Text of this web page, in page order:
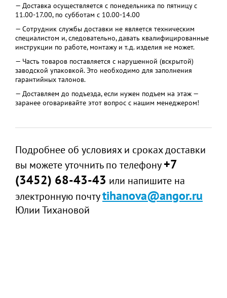
— Доставка осуществляется с понедельника по пятницу с
11.00-17.00, по субботам с 10.00-14.00
— Сотрудник службы доставки не является техническим
специалистом и, следовательно, давать квалифицированные
инструкции по работе, монтажу и т.д. изделия не может.
— Часть товаров поставляется с нарушенной (вскрытой)
заводской упаковкой. Это необходимо для заполнения
гарантийных талонов.
— Доставляем до подъезда, если нужен подъем на этаж —
заранее оговаривайте этот вопрос с нашим менеджером!
Подробнее об условиях и сроках доставки
вы можете уточнить по телефону+7
(3452) 68-43-43 или напишите на
электронную почтуtihanova@angor.ru
Юлии Тихановой